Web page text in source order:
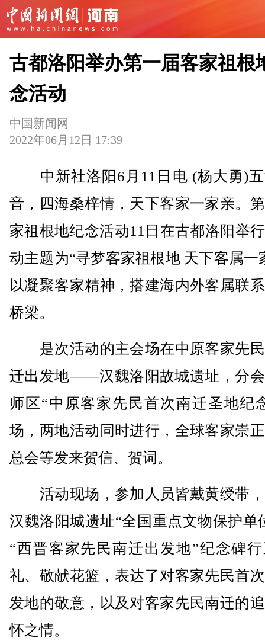
古都洛阳举办第一届客家祖根
念活动
中国新闻网
2022年06月12日 17:39
中新社洛阳6月11日电 (杨大勇)五
音，四海桑梓情，天下客家一家亲。
家祖根地纪念活动11日在古都洛阳举
动主题为“寻梦客家祖根地 天下客属一
以凝聚客家精神，搭建海内外客属联
桥梁。
是次活动的主会场在中原客家先
迁出发地——汉魏洛阳故城遗址，分
师区“中原客家先民首次南迁圣地纪
场，两地活动同时进行，全球客家崇
总会等发来贺信、贺词。
活动现场，参加人员皆戴黄绶带
汉魏洛阳城遗址“全国重点文物保护单
“西晋客家先民南迁出发地”纪念碑
礼、敬献花篮，表达了对客家先民首
发地的敬意，以及对客家先民南迁的
怀之情。